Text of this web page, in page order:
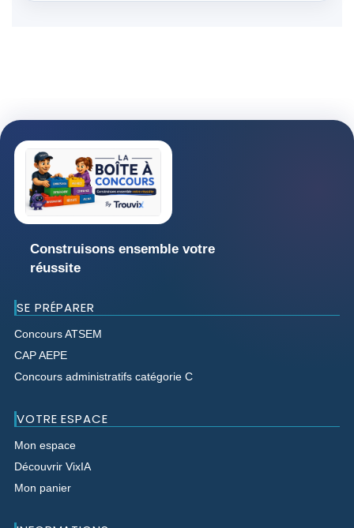
Construisons ensemble votre
réussite
SE PRÉPARER
Concours ATSEM
CAP AEPE
Concours administratifs catégorie C
VOTRE ESPACE
Mon espace
Découvrir VixIA
Mon panier